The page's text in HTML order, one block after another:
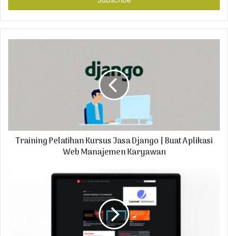
r
y
Training Pelatihan Kursus Jasa Django | Buat Aplikasi
Web Manajemen Karyawan